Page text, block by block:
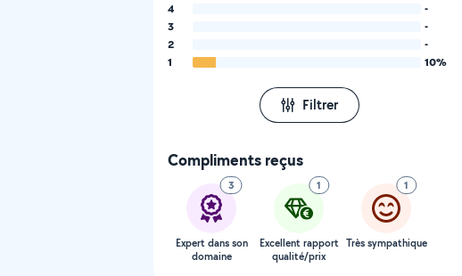
4
-
3
-
2
-
1
10%
Filtrer
Compliments reçus
3
Expert dans son
domaine
1
Excellent rapport
qualité/prix
1
Très sympathique